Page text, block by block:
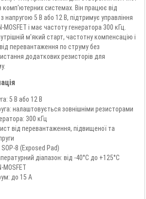
комп'ютерних системах. Він працює від
напругою 5 В або 12 В, підтримує управління
і має частоту генератора 300 кГц.
м'який старт, частотну компенсацію і
перевантаження по струму без
додаткових резисторів для
5 В або 12 В
налаштовується зовнішніми резисторами
300 кГц
від перевантаження, підвищеної та
8 (Exposed Pad)
діапазон: від -40°C до +125°C
MOSFET
до 15 А